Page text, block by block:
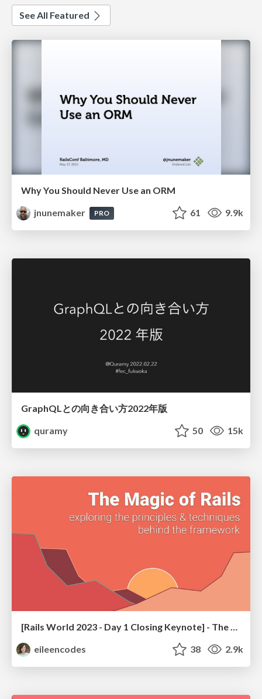
See All Featured
Why You Should Never Use an ORM
jnunemaker
PRO 61 9.9k
GraphQLとの向き合い方2022年版
quramy
50 15k
eileencodes
38 2.9k